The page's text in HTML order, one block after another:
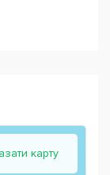
завдяки яким
канікулах, а
карту